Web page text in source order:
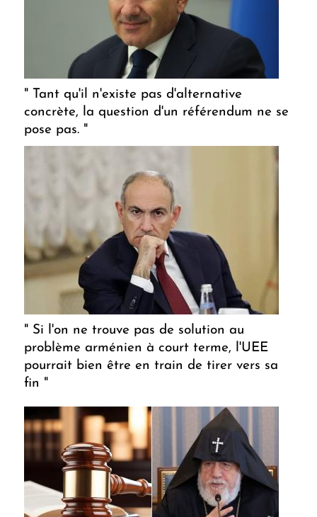
" Tant qu'il n'existe pas d'alternative
concrète, la question d'un référendum ne se
pose pas. "
" Si l'on ne trouve pas de solution au
problème arménien à court terme, l'UEE
pourrait bien être en train de tirer vers sa
fin "